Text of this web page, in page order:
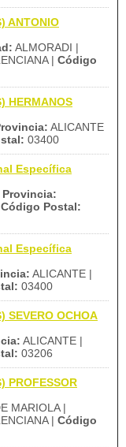
ANTONIO
ALMORADI |
| Código
HERMANOS
ALICANTE
03400
Específica
Provincia:
Código Postal:
Específica
ALICANTE |
03400
OCHOA
ALICANTE |
03206
MARIOLA |
| Código